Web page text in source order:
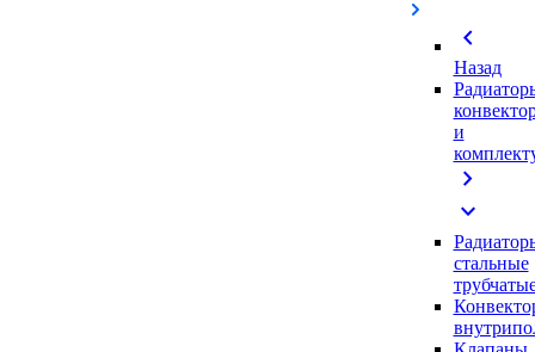
chevron_left
Назад
и
chevron_right
expand_more
стальные